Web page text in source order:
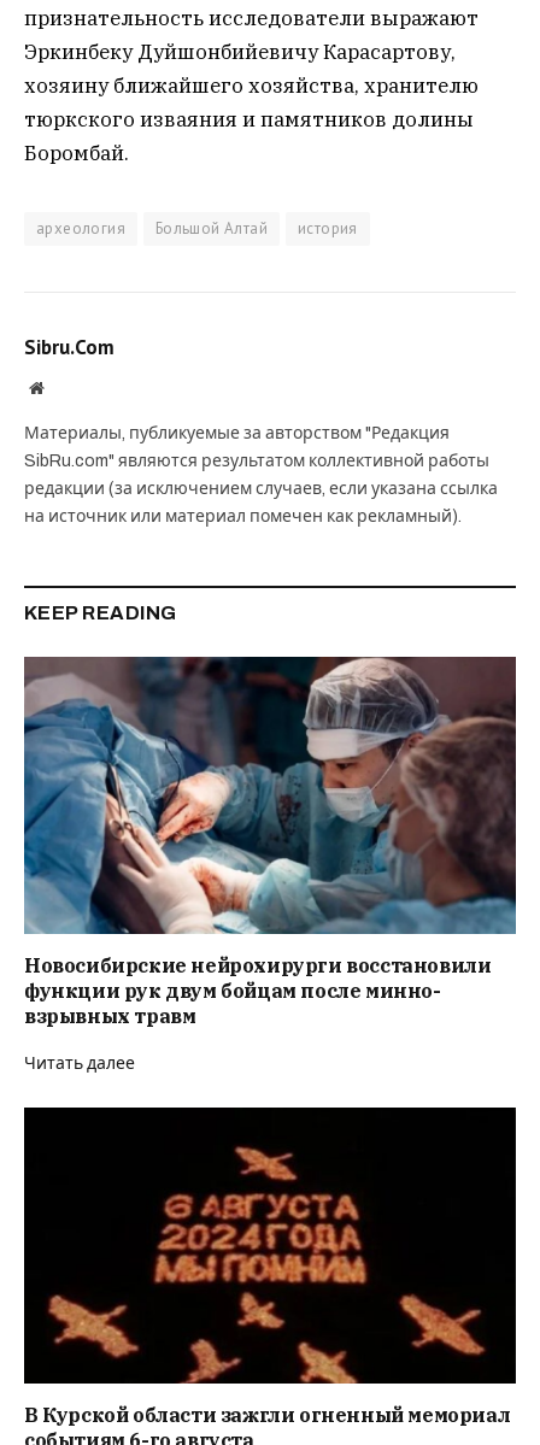
признательность исследователи выражают
Эркинбеку Дуйшонбийевичу Карасартову,
хозяину ближайшего хозяйства, хранителю
тюркского изваяния и памятников долины
Боромбай.
археология Большой Алтай история
Sibru.Com
Website
Материалы, публикуемые за авторством "Редакция
SibRu.com" являются результатом коллективной работы
редакции (за исключением случаев, если указана ссылка
на источник или материал помечен как рекламный).
KEEP READING
Новосибирские нейрохирурги восстановили
функции рук двум бойцам после минно-
взрывных травм
Читать далее
В Курской области зажгли огненный мемориал